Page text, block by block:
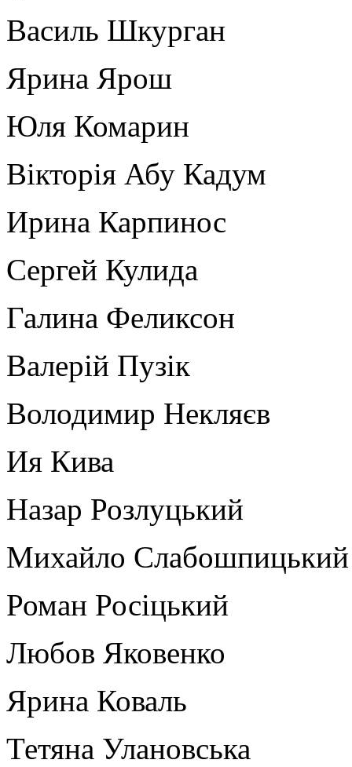
Василь Шкурган
Ярина Ярош
Юля Комарин
Вікторія Абу Кадум
Ирина Карпинос
Сергей Кулида
Галина Феликсон
Валерій Пузік
Володимир Некляєв
Ия Кива
Назар Розлуцький
Михайло Слабошпицький
Роман Росіцький
Любов Яковенко
Ярина Коваль
Тетяна Улановська